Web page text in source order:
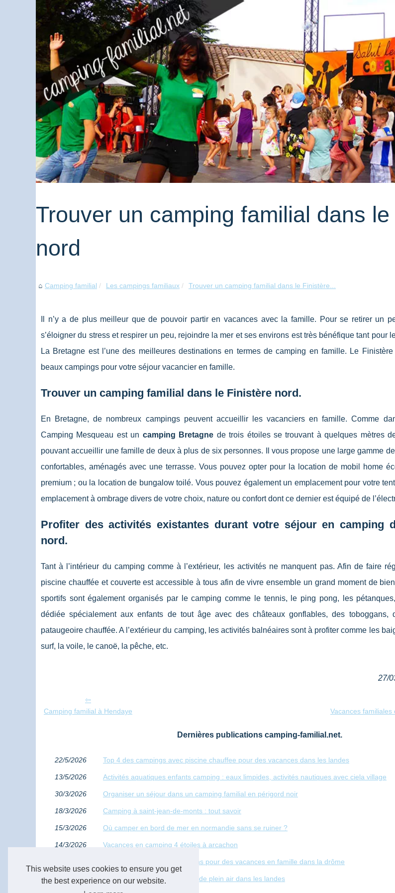
This website uses cookies to ensure you get
the best experience on our website.
Trouver un camping familial dans
nord
Camping familial Les campings familiaux Trouver un camping familial dans le Finistère...
Il n’y a de plus meilleur que de pouvoir partir en vacances avec la famille. Pour se retirer un
s’éloigner du stress et respirer un peu, rejoindre la mer et ses environs est très bénéfique tant pour
La Bretagne est l’une des meilleures destinations en termes de camping en famille. Le
beaux campings pour votre séjour vacancier en famille.
Trouver un camping familial dans le Finistère nord.
En Bretagne, de nombreux campings peuvent accueillir les vacanciers en famille. Comme
Camping Mesqueau est un camping Bretagne de trois étoiles se trouvant à quelques mètres
pouvant accueillir une famille de deux à plus de six personnes. Il vous propose une large gamme
confortables, aménagés avec une terrasse. Vous pouvez opter pour la location de mobil home
premium ; ou la location de bungalow toilé. Vous pouvez également un emplacement pour votre
emplacement à ombrage divers de votre choix, nature ou confort dont ce dernier est équipé de
Profiter des activités existantes durant votre séjour en camping
nord.
Tant à l’intérieur du camping comme à l’extérieur, les activités ne manquent pas. Afin de faire
piscine chauffée et couverte est accessible à tous afin de vivre ensemble un grand moment de
sportifs sont également organisés par le camping comme le tennis, le ping pong, les
dédiée spécialement aux enfants de tout âge avec des châteaux gonflables, des toboggans,
pataugeoire chauffée. A l’extérieur du camping, les activités balnéaires sont à profiter comme les
surf, la voile, le canoë, la pêche, etc.
27/
Camping familial à Hendaye Vacances
Dernières publications camping-familial.net.
22/5/2026 Top 4 des campings avec piscine chauffee pour des vacances dans les landes
13/5/2026 Activités aquatiques enfants camping : eaux limpides, activités nautiques avec ciela village
30/3/2026 Organiser un séjour dans un camping familial en périgord noir
18/3/2026 Camping à saint-jean-de-monts : tout savoir
15/3/2026 Où camper en bord de mer en normandie sans se ruiner ?
14/3/2026 Vacances en camping 4 étoiles à arcachon
Les meilleurs types de locations pour des vacances en famille dans la drôme
18/2/2026 Panorama des hébergements de plein air dans les landes